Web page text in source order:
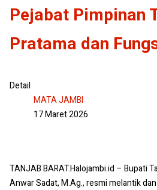
Pejabat Pimpinan
Pratama dan
Detail
MATA JAMBI
17 Maret 2026
TANJAB BARAT.Halojambi.id – Bupati
Anwar Sadat, M.Ag., resmi melantik